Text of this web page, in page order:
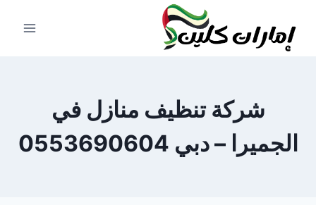
المحتوى
شركة تنظيف منازل في
الجميرا – دبي 0553690604